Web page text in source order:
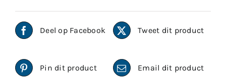
Deel op Facebook Tweet dit product
Pin dit product Email dit product